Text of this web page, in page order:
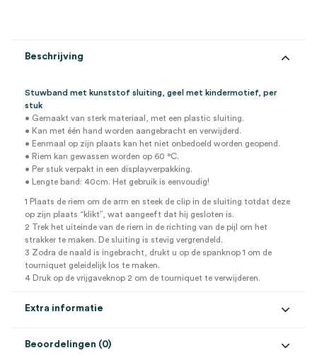
Beschrijving
Stuwband met kunststof sluiting, geel met kindermotief, per
stuk
• Gemaakt van sterk materiaal, met een plastic sluiting.
• Kan met één hand worden aangebracht en verwijderd.
• Eenmaal op zijn plaats kan het niet onbedoeld worden geopend.
• Riem kan gewassen worden op 60 °C.
• Per stuk verpakt in een displayverpakking.
• Lengte band: 40cm. Het gebruik is eenvoudig!
1 Plaats de riem om de arm en steek de clip in de sluiting totdat deze
op zijn plaats “klikt”, wat aangeeft dat hij gesloten is.
2 Trek het uiteinde van de riem in de richting van de pijl om het
strakker te maken. De sluiting is stevig vergrendeld.
3 Zodra de naald is ingebracht, drukt u op de spanknop 1 om de
tourniquet geleidelijk los te maken.
4 Druk op de vrijgaveknop 2 om de tourniquet te verwijderen.
Extra informatie
Beoordelingen (0)